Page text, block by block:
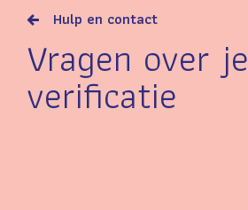
Hulp en contact
Vragen over je
verificatie